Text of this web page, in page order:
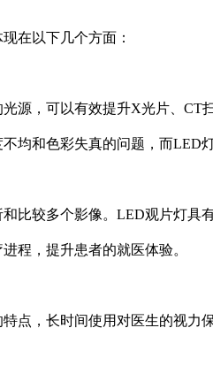
在以下几个方面：
，可以有效提升X光片、CT
均和色彩失真的问题，而LED
较多个影像。LED观片灯具
程，提升患者的就医体验。
，长时间使用对医生的视力